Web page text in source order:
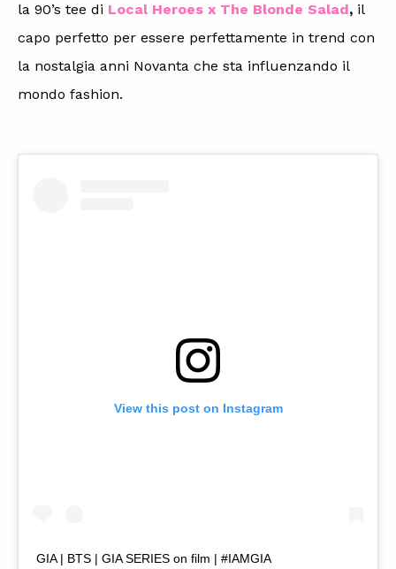
la 90’s tee di Local Heroes x The Blonde Salad, il
capo perfetto per essere perfettamente in trend con
la nostalgia anni Novanta che sta influenzando il
mondo fashion.
View this post on Instagram
GIA | BTS | GIA SERIES on film | #IAMGIA